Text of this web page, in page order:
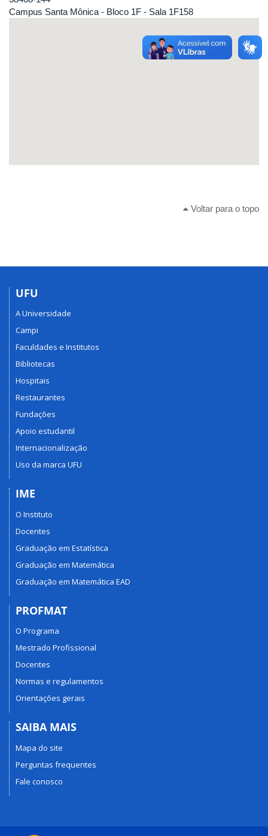
Campus Santa Mônica - Bloco 1F - Sala 1F158
Voltar para o topo
UFU
A Universidade
Campi
Faculdades e Institutos
Bibliotecas
Hospitais
Restaurantes
Fundações
Apoio estudantil
Internacionalização
Uso da marca UFU
IME
O Instituto
Docentes
Graduação em Estatística
Graduação em Matemática
Graduação em Matemática EAD
PROFMAT
O Programa
Mestrado Profissional
Docentes
Normas e regulamentos
Orientações gerais
SAIBA MAIS
Mapa do site
Perguntas frequentes
Fale conosco